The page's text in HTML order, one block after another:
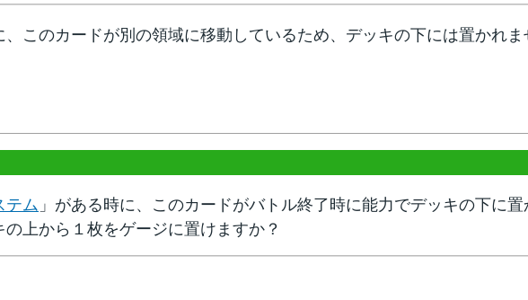
このカードが別の領域に移動しているため、デッキの下には置かれ
テム 」がある時に、このカードがバトル終了時に能力でデッキの下に置
の上から１枚をゲージに置けますか？